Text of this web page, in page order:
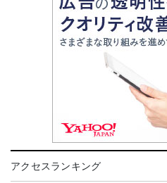
アクセスランキング